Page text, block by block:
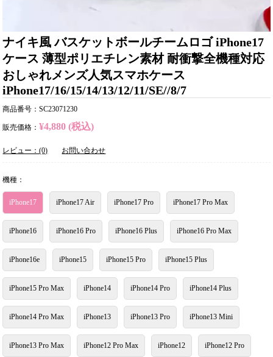
ナイキ風 バスケットボールチームロゴ iPhone17
ケース 薄型ポリエチレン素材 耐衝撃全機種対応
おしゃれメンズ人気スマホケース
iPhone17/16/15/14/13/12/11/SE//8/7
商品番号：SC23071230
販売価格： ¥4,880 (税込)
レビュー：(0) お問い合わせ
機種：
iPhone17 iPhone17 Air iPhone17 Pro iPhone17 Pro Max
iPhone16 iPhone16 Pro iPhone16 Plus iPhone16 Pro Max
iPhone16e iPhone15 iPhone15 Pro iPhone15 Plus
iPhone15 Pro Max iPhone14 iPhone14 Pro iPhone14 Plus
iPhone14 Pro Max iPhone13 iPhone13 Pro iPhone13 Mini
iPhone13 Pro Max iPhone12 Pro Max iPhone12 iPhone12 Pro